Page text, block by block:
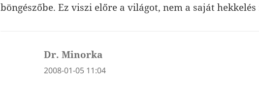
böngészőbe. Ez viszi előre a világot, nem a saját hekkelés
Dr. Minorka
2008-01-05 11:04